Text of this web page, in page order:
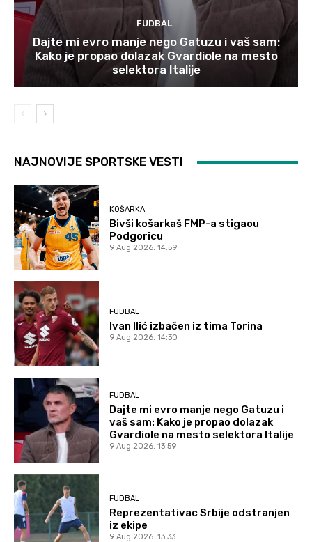
FUDBAL
Dajte mi evro manje nego Gatuzu i vaš sam:
Kako je propao dolazak Gvardiole na mesto
selektora Italije
NAJNOVIJE SPORTSKE VESTI
KOŠARKA
Bivši košarkaš FMP-a stigaou
Podgoricu
9 Aug 2026. 14:59
FUDBAL
Ivan Ilić izbačen iz tima Torina
9 Aug 2026. 14:30
FUDBAL
Dajte mi evro manje nego Gatuzu i
vaš sam: Kako je propao dolazak
Gvardiole na mesto selektora Italije
9 Aug 2026. 13:59
FUDBAL
Reprezentativac Srbije odstranjen
iz ekipe
9 Aug 2026. 13:33